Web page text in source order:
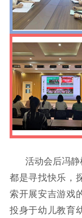
活动会后冯
都是寻找快乐，
索开展安吉游戏
投身于幼儿教育